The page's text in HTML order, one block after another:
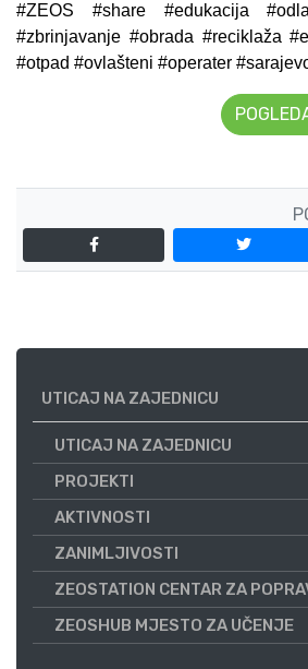
#ZEOS #share #edukacija
#zbrinjavanje #obrada #reciklaža
#otpad #ovlašteni #operater
UTICAJ NA ZAJEDNICU
UTICAJ NA ZAJEDNICU
PROJEKTI
AKTIVNOSTI
ZANIMLJIVOSTI
ZEOSTATION CENTAR ZA
ZEOSHUB MJESTO ZA UČENJE